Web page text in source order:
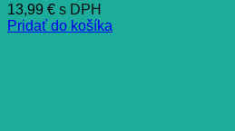
13,99 € s DPH
Pridať do košíka